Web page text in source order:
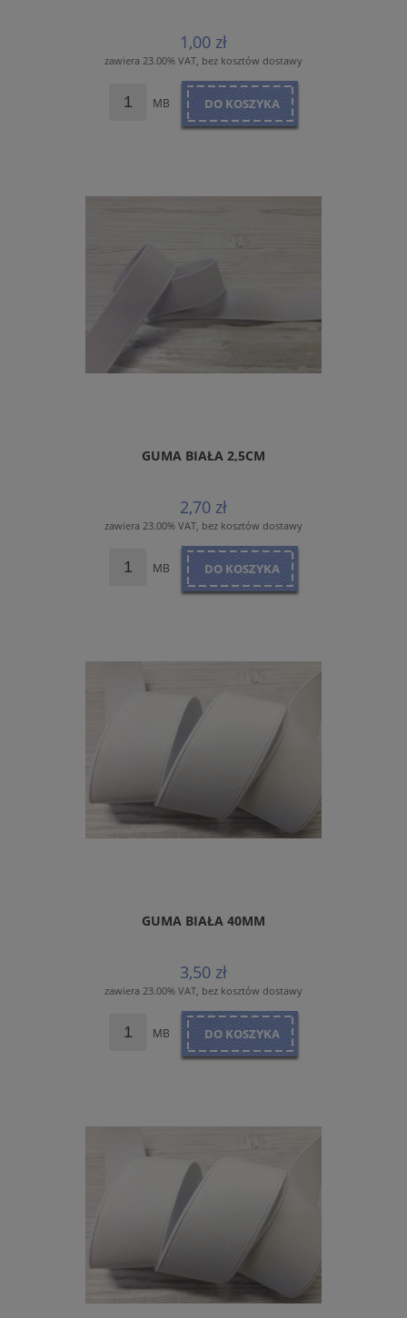
1,00 zł
zawiera 23.00% VAT, bez kosztów dostawy
MB DO KOSZYKA
GUMA BIAŁA 2,5CM
2,70 zł
zawiera 23.00% VAT, bez kosztów dostawy
MB DO KOSZYKA
GUMA BIAŁA 40MM
3,50 zł
zawiera 23.00% VAT, bez kosztów dostawy
MB DO KOSZYKA